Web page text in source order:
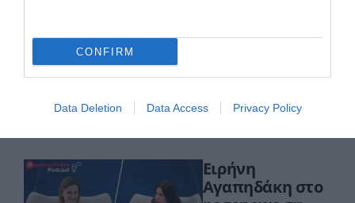
CONFIRM
Data Deletion Data Access Privacy Policy
pagenews.gr: «Η
αντέχει άλλη
χαμένη
επταετία»–Τι
είπε για
ΟΠΕΚΕΠΕ,Τσίπρα
Ειρήνη
Αγαπηδάκη στο